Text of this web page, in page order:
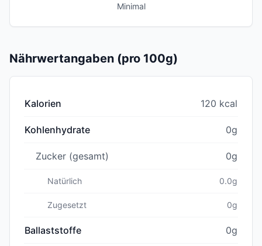
Minimal
Nährwertangaben (pro 100g)
Kalorien 120 kcal
Kohlenhydrate 0g
Zucker (gesamt) 0g
Natürlich 0.0g
Zugesetzt 0g
Ballaststoffe 0g